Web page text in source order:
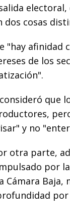
dos cosas
"hay
de los
que
y no
otra parte,
por
Cámara
por